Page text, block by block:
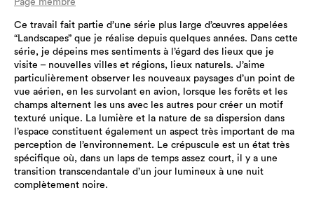
Ce travail fait partie d’une série plus large d’œuvres appelées
“Landscapes” que je réalise depuis quelques années. Dans cette
série, je dépeins mes sentiments à l’égard des lieux que je
visite – nouvelles villes et régions, lieux naturels. J’aime
particulièrement observer les nouveaux paysages d’un point de
vue aérien, en les survolant en avion, lorsque les forêts et les
champs alternent les uns avec les autres pour créer un motif
texturé unique. La lumière et la nature de sa dispersion dans
l’espace constituent également un aspect très important de ma
perception de l’environnement. Le crépuscule est un état très
spécifique où, dans un laps de temps assez court, il y a une
transition transcendantale d’un jour lumineux à une nuit
complètement noire.